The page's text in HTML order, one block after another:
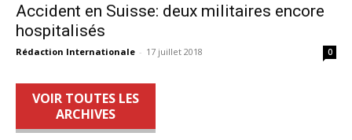
Accident en Suisse: deux militaires encore
hospitalisés
Rédaction Internationale - 17 juillet 2018 0
VOIR TOUTES LES
ARCHIVES